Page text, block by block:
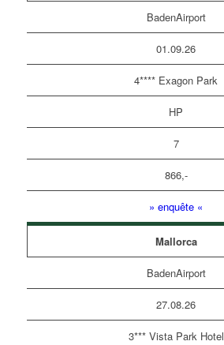
BadenAirport
01.09.26
4**** Exagon Park
HP
7
866,-
» enquête «
Mallorca
BadenAirport
27.08.26
3*** Vista Park Hotel